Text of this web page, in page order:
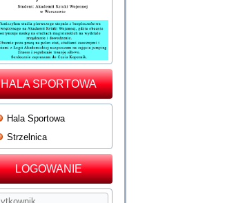
HALA SPORTOWA
Hala Sportowa
Strzelnica
LOGOWANIE